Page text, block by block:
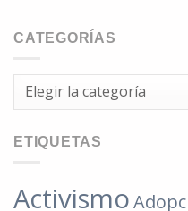
CATEGORÍAS
Categorías
ETIQUETAS
Activismo